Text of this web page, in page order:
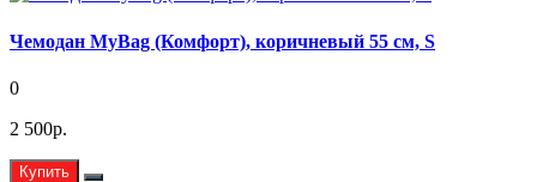
Чемодан MyBag (Комфорт), коричневый 55 см, S
0
2 500р.
Купить